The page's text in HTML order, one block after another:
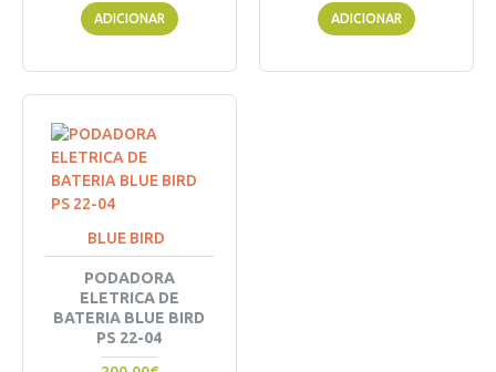
ADICIONAR ADICIONAR
BLUE BIRD
PODADORA
ELETRICA DE
BATERIA BLUE BIRD
PS 22-04